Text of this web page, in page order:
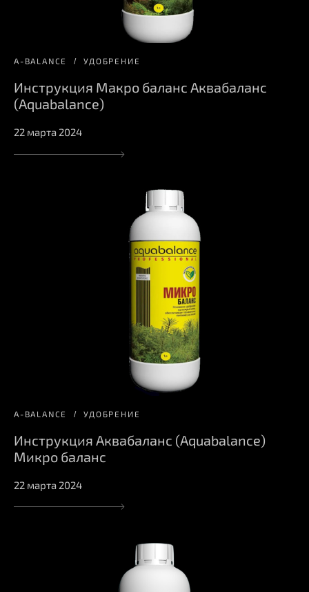
A-BALANCE УДОБРЕНИЕ
Инструкция Макро баланс Аквабаланс
(Aquabalance)
22 марта 2024
A-BALANCE УДОБРЕНИЕ
Инструкция Аквабаланс (Aquabalance)
Микро баланс
22 марта 2024